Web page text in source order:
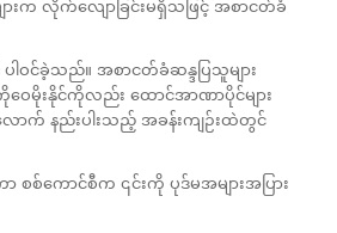
းက လိုက်လျောခြင်းမရှိသဖြင့် အစာငတ်ခံ
ဝင်ခဲ့သည်။ အစာငတ်ခံဆန္ဒပြသူများ
ေမိုးနိုင်ကိုလည်း ထောင်အာဏာပိုင်များ
က် နည်းပါးသည့် အခန်းကျဉ်းထဲတွင်
စ်ကောင်စီက ၎င်းကို ပုဒ်မအများအပြား